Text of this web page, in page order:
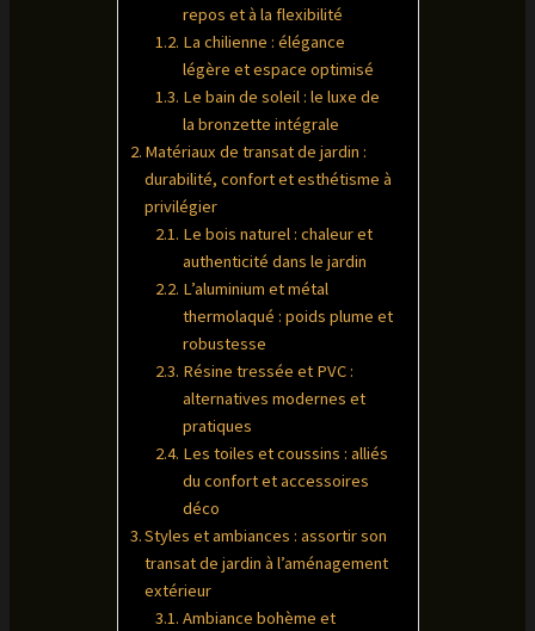
repos et à la flexibilité
La chilienne : élégance
légère et espace optimisé
Le bain de soleil : le luxe de
la bronzette intégrale
Matériaux de transat de jardin :
durabilité, confort et esthétisme à
privilégier
Le bois naturel : chaleur et
authenticité dans le jardin
L’aluminium et métal
thermolaqué : poids plume et
robustesse
Résine tressée et PVC :
alternatives modernes et
pratiques
Les toiles et coussins : alliés
du confort et accessoires
déco
Styles et ambiances : assortir son
transat de jardin à l’aménagement
extérieur
Ambiance bohème et